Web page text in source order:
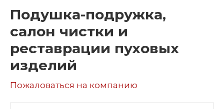
Подушка-подружка,
салон чистки и
реставрации пуховых
изделий
Пожаловаться на компанию